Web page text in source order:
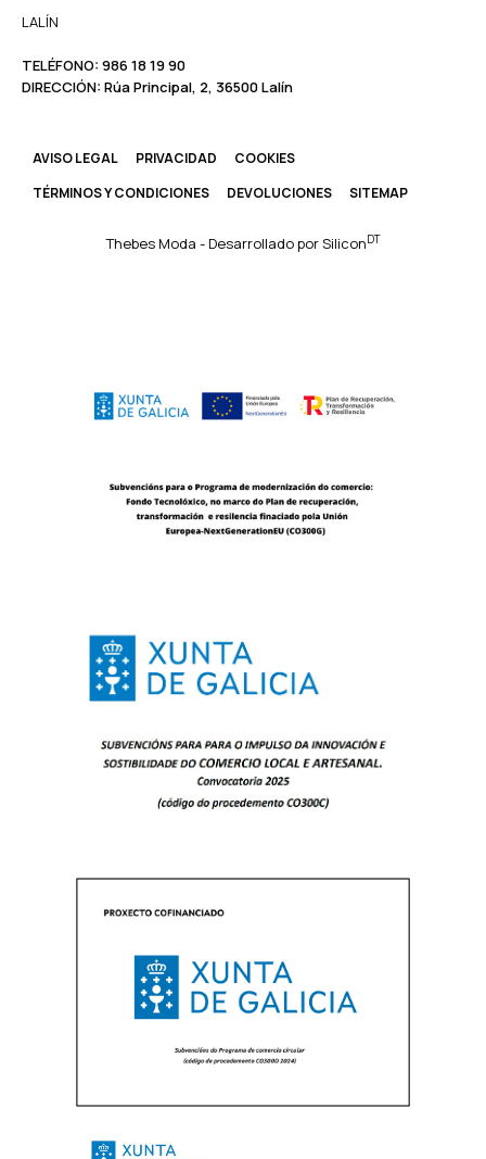
LALÍN
TELÉFONO: ​​ 986 18 19 90
DIRECCIÓN: Rúa Principal, 2, 36500 Lalín
AVISO LEGAL PRIVACIDAD
COOKIES
TÉRMINOS Y CONDICIONES
DEVOLUCIONES SITEMAP
Thebes Moda - Desarrollado porSilicon DT